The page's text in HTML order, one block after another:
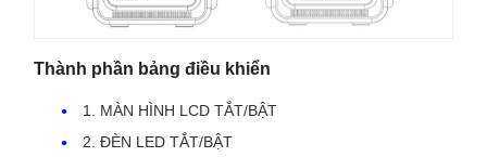
Thành phần bảng điều khiển
1. MÀN HÌNH LCD TẮT/BẬT
2. ĐÈN LED TẮT/BẬT